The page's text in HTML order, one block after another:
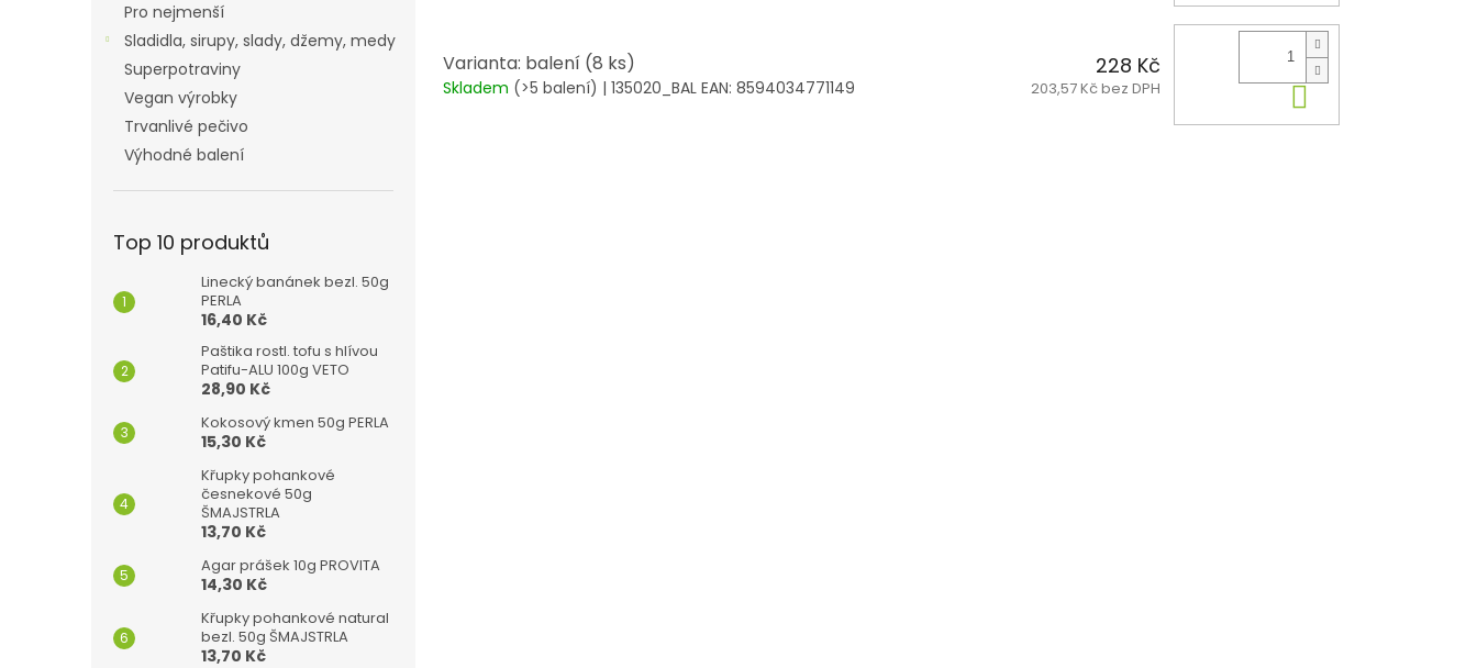
Pro nejmenší
Sladidla, sirupy, slady, džemy, medy
Superpotraviny
Vegan výrobky
Trvanlivé pečivo
Výhodné balení
Top 10 produktů
Linecký banánek bezl. 50g
PERLA
16,40 Kč
Paštika rostl. tofu s hlívou
Patifu-ALU 100g VETO
28,90 Kč
Kokosový kmen 50g PERLA
15,30 Kč
Křupky pohankové
česnekové 50g
ŠMAJSTRLA
13,70 Kč
Agar prášek 10g PROVITA
14,30 Kč
Křupky pohankové natural
bezl. 50g ŠMAJSTRLA
13,70 Kč
Varianta: balení (8 ks)
Skladem (>5 balení) | 135020_BAL EAN: 8594034771149
228 Kč
203,57 Kč bez DPH Do košíku